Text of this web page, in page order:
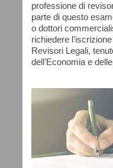
professione di
parte di questo
o dottori
richiedere
Revisori Legali,
dell’Economia e